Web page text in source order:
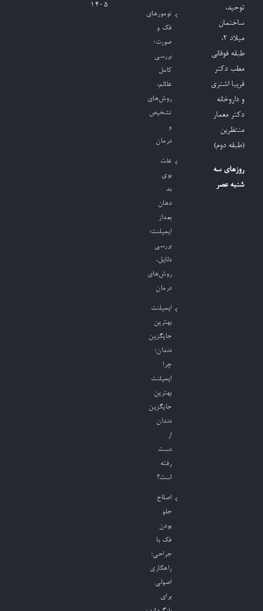
توحید،
ساختمان
میلاد ٢،
طبقه فوقانی
مطب دکتر
فریبا اشتری
و داروخانه
دکتر معمار
منتظرین
(طبقه دوم)
روزهای سه
شنبه عصر
تومورهای
فک و
صورت؛
بررسی
کامل
علائم،
روش‌های
تشخیص
و
درمان
علت
بوی
بد
دهان
بعداز
ایمپلنت؛
بررسی
دلایل،
روش‌های
درمان
ایمپلنت
بهترین
جایگزین
دندان؛
چرا
ایمپلنت
بهترین
جایگزین
دندان
از
دست
رفته
است؟
اصلاح
جلو
بودن
فک با
جراحی؛
راهکاری
اصولی
برای
۱۴۰۵